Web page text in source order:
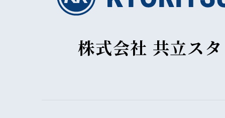
株式会社 共立ス